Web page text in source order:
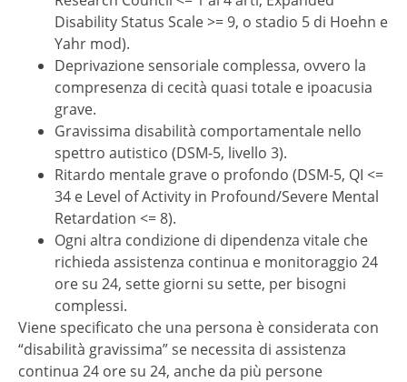
Disability Status Scale >= 9, o stadio 5 di Hoehn e
Yahr mod).
Deprivazione sensoriale complessa, ovvero la
compresenza di cecità quasi totale e ipoacusia
grave.
Gravissima disabilità comportamentale nello
spettro autistico (DSM-5, livello 3).
Ritardo mentale grave o profondo (DSM-5, QI <=
34 e Level of Activity in Profound/Severe Mental
Retardation <= 8).
Ogni altra condizione di dipendenza vitale che
richieda assistenza continua e monitoraggio 24
ore su 24, sette giorni su sette, per bisogni
complessi.
Viene specificato che una persona è considerata con
“disabilità gravissima” se necessita di assistenza
continua 24 ore su 24, anche da più persone